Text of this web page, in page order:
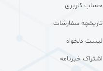
حساب کاربری
تاریخچه سفارشات
لیست دلخواه
اشتراک خبرنامه